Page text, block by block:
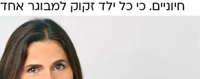
חיוניים. כי כל ילד זקוק למבוגר